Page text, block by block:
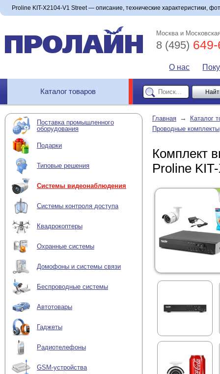
Proline KIT-X2104-V1 Street — описание, технические характеристики,
Москва и
8 (495)
О нас
Каталог товаров
Поставка промышленного
оборудования
Подарки
Типовые решения
Системы видеонаблюдения
Системы контроля доступа
Квадрокоптеры
Охранные системы
Домофоны и системы связи
Беспроводные системы
Автотовары
Гаджеты
Радиотелефоны
GSM-устройства
Главная →
Каталог
Проводные комплекты
Комплект
Proline